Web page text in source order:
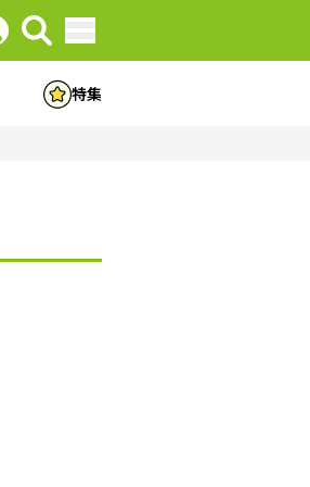
特集